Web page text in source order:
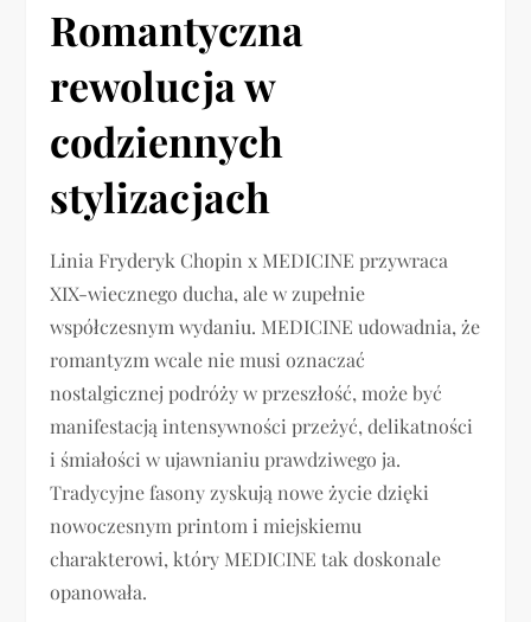
Romantyczna
rewolucja w
codziennych
stylizacjach
Linia Fryderyk Chopin x MEDICINE przywraca
XIX-wiecznego ducha, ale w zupełnie
współczesnym wydaniu. MEDICINE udowadnia, że
romantyzm wcale nie musi oznaczać
nostalgicznej podróży w przeszłość, może być
manifestacją intensywności przeżyć, delikatności
i śmiałości w ujawnianiu prawdziwego ja.
Tradycyjne fasony zyskują nowe życie dzięki
nowoczesnym printom i miejskiemu
charakterowi, który MEDICINE tak doskonale
opanowała.